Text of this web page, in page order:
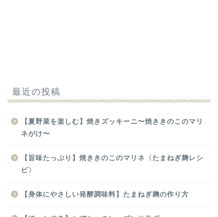
最近の投稿
【夏野菜を楽しむ】焼きズッキーニ〜焼ききのこのマリ
ネがけ〜
【旨味たっぷり】焼ききのこのマリネ〈たまねぎ麹レシ
ピ〉
【身体にやさしい発酵調味料】たまねぎ麹の作り方